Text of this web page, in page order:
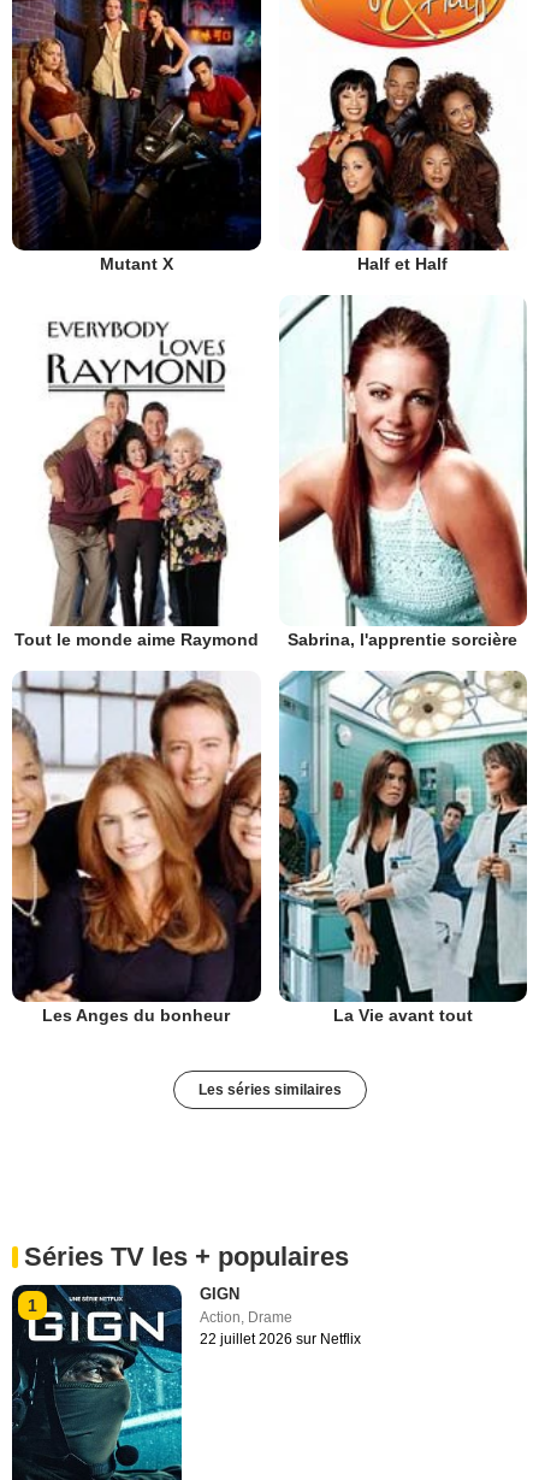
Mutant X Half et Half
Tout le monde aime Raymond Sabrina, l'apprentie sorcière
Les Anges du bonheur La Vie avant tout
Les séries similaires
Séries TV les + populaires
1
GIGN
Action, Drame
22 juillet 2026 sur Netflix